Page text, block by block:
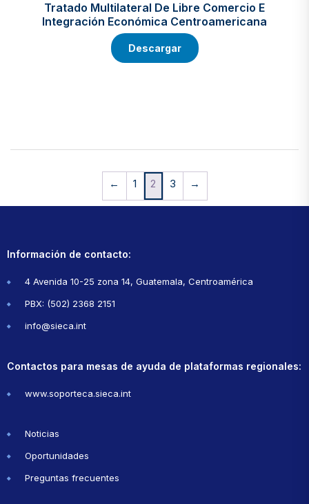
Tratado Multilateral De Libre Comercio E
Integración Económica Centroamericana
Descargar
← 1 2 3 →
Información de contacto:
4 Avenida 10-25 zona 14, Guatemala, Centroamérica
PBX: (502) 2368 2151
info@sieca.int
Contactos para mesas de ayuda de plataformas regionales:
www.soporteca.sieca.int
Noticias
Oportunidades
Preguntas frecuentes